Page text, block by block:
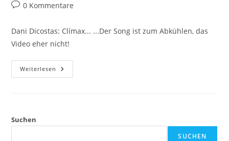
Autor: veröffentlicht:
Beitrags-
0 Kommentare
Dani Dicostas: Clímax... ...Der Song ist zum Abkühlen, das
Video eher nicht!
Weiterlesen Dani
Dicostas:
Suchen
SUCHEN